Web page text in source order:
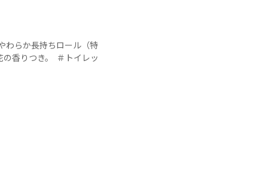
わらか長持ちロール（特
香りつき。  ＃トイレッ